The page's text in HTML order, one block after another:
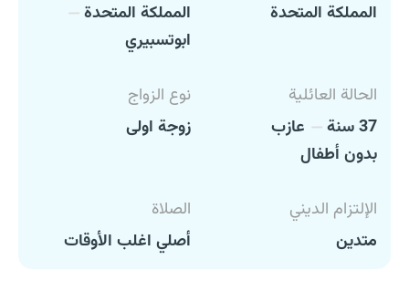
المملكة المتحدة
المملكة المتحدة
ابوتسبيري
الحالة العائلية
37 سنة
عازب
بدون أطفال
نوع الزواج
زوجة اولى
الإلتزام الديني
متدين
الصلاة
أصلي اغلب الأوقات